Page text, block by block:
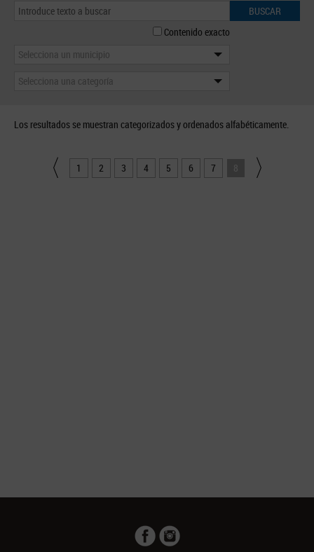
BUSCAR
Contenido exacto
Selecciona un municipio
Selecciona una categoría
Los resultados se muestran categorizados y ordenados alfabéticamente.
1 2 3 4 5 6 7 8